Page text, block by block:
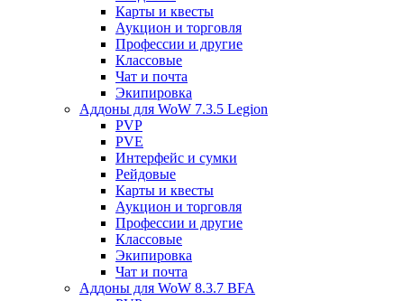
Карты и квесты
Аукцион и торговля
Профессии и другие
Классовые
Чат и почта
Экипировка
Аддоны для WoW 7.3.5 Legion
PVP
PVE
Интерфейс и сумки
Рейдовые
Карты и квесты
Аукцион и торговля
Профессии и другие
Классовые
Экипировка
Чат и почта
Аддоны для WoW 8.3.7 BFA